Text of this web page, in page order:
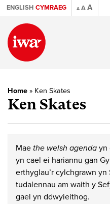
ENGLISH CYMRAEG A AA
Home » Ken Skates
Ken Skates
Mae the welsh agenda yn
yn cael ei hariannu gan
erthyglau’r cylchgrawn yn
tudalennau am waith y
gael yn ddwyieithog.